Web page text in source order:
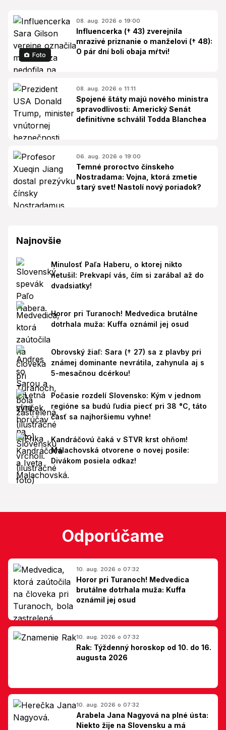
Foto
08. aug. 2026 o 19:00
Influencerka († 43) zverejnila
mrazivé priznanie o manželovi († 48):
O pár dní boli obaja mŕtvi!
08. aug. 2026 o 11:11
Spojené štáty majú nového ministra
spravodlivosti: Americký Senát
definitívne schválil Todda Blanchea
06. aug. 2026 o 19:00
Temné proroctvo čínskeho
Nostradama: Vojna, ktorá zmetie
starý svet! Nastolí nový poriadok?
Najnovšie
Minulosť Paľa Haberu, o ktorej nikto
netušil: Prekvapí vás, čím si zarábal až do
dvadsiatky!
Horor pri Turanoch! Medvedica brutálne
dotrhala muža: Kuffa oznámil jej osud
Obrovský žiaľ: Sara († 27) sa z plavby pri
známej dominante nevrátila, zahynula aj s
5-mesačnou dcérkou!
Počasie rozdelí Slovensko: Kým v jednom
regióne sa budú ľudia piecť pri 38 °C, táto
časť sa najhoršiemu vyhne!
Kandráčovú čaká v STVR krst ohňom!
Malachovská otvorene o novej posile:
Divákom posiela odkaz!
Odporúčame
10. aug. 2026 o 07:32
Horor pri Turanoch! Medvedica
brutálne dotrhala muža: Kuffa
oznámil jej osud
10. aug. 2026 o 07:32
Rak: Týždenný horoskop od 10. do 16.
augusta 2026
10. aug. 2026 o 07:32
Arabela Jana Nagyová na plné ústa:
Niekto žije na Slovensku a má